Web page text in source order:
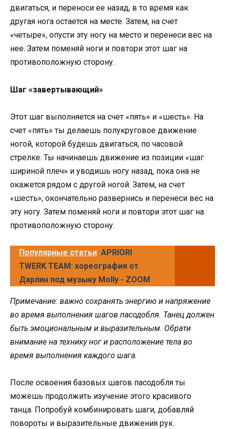
двигаться, и переноси ее назад, в то время как
другая нога остается на месте. Затем, на счет
«четыре», опусти эту ногу на место и перенеси вес на
нее. Затем поменяй ноги и повтори этот шаг на
противоположную сторону.
Шаг «завертывающий»
Этот шаг выполняется на счет «пять» и «шесть». На
счет «пять» ты делаешь полукруговое движение
ногой, которой будешь двигаться, по часовой
стрелке. Ты начинаешь движение из позиции «шаг
шириной плеч» и уводишь ногу назад, пока она не
окажется рядом с другой ногой. Затем, на счет
«шесть», окончательно развернись и перенеси вес на
эту ногу. Затем поменяй ноги и повтори этот шаг на
противоположную сторону.
Популярные статьи APRIORI
TWERK TEAM: хореография от
Дарлин под музыку Molly - ZOOM
Примечание: важно сохранять энергию и напряжение
во время выполнения шагов пасодобля. Танец должен
быть эмоциональным и выразительным. Обрати
внимание на технику ног и расположение тела во
время выполнения каждого шага.
После освоения базовых шагов пасодобля ты
можешь продолжить изучение этого красивого
танца. Попробуй комбинировать шаги, добавляй
повороты и выразительные движения рук.